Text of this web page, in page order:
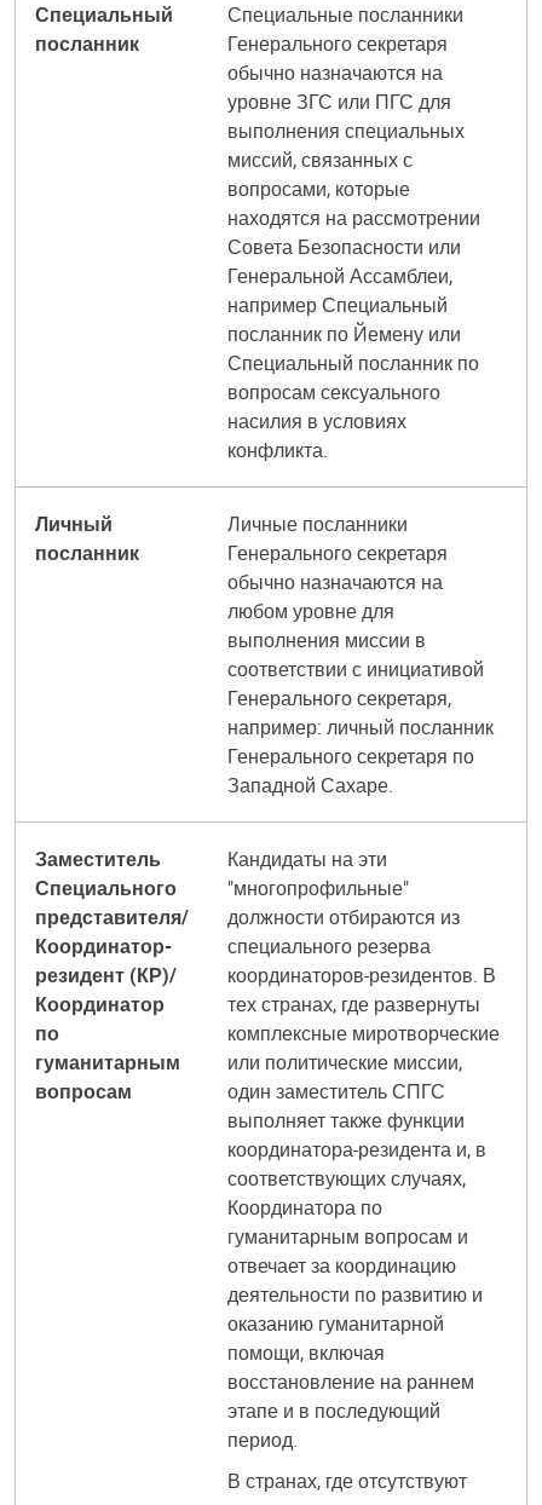
Специальный
посланник
Специальные посланники
Генерального секретаря
обычно назначаются на
уровне ЗГС или ПГС для
выполнения специальных
миссий, связанных с
вопросами, которые
находятся на рассмотрении
Совета Безопасности или
Генеральной Ассамблеи,
например Специальный
посланник по Йемену или
Специальный посланник по
вопросам сексуального
насилия в условиях
конфликта.
Личный
посланник
Личные посланники
Генерального секретаря
обычно назначаются на
любом уровне для
выполнения миссии в
соответствии с инициативой
Генерального секретаря,
например: личный посланник
Генерального секретаря по
Западной Сахаре.
Заместитель
Специального
представителя/
Координатор-
резидент (КР)/
Координатор
по
гуманитарным
вопросам
Кандидаты на эти
"многопрофильные"
должности отбираются из
специального резерва
координаторов-резидентов. В
тех странах, где развернуты
комплексные миротворческие
или политические миссии,
один заместитель СПГС
выполняет также функции
координатора-резидента и, в
соответствующих случаях,
Координатора по
гуманитарным вопросам и
отвечает за координацию
деятельности по развитию и
оказанию гуманитарной
помощи, включая
восстановление на раннем
этапе и в последующий
период.
В странах, где отсутствуют